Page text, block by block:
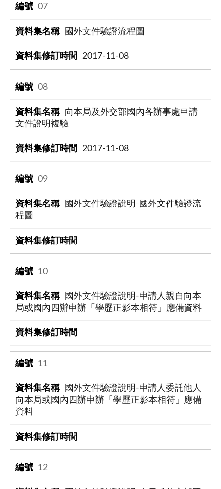
07
國外文件驗證流程圖
2017-11-08
08
向本局及外交部國內各辦事處申請
文件證明複驗
2017-11-08
09
國外文件驗證說明-國外文件驗證流
程圖
10
國外文件驗證說明-申請人親自向本
局或國內四辦申辦「學歷正影本相符」應備資料
11
國外文件驗證說明-申請人委託他人
向本局或國內四辦申辦「學歷正影本相符」應備
資料
12